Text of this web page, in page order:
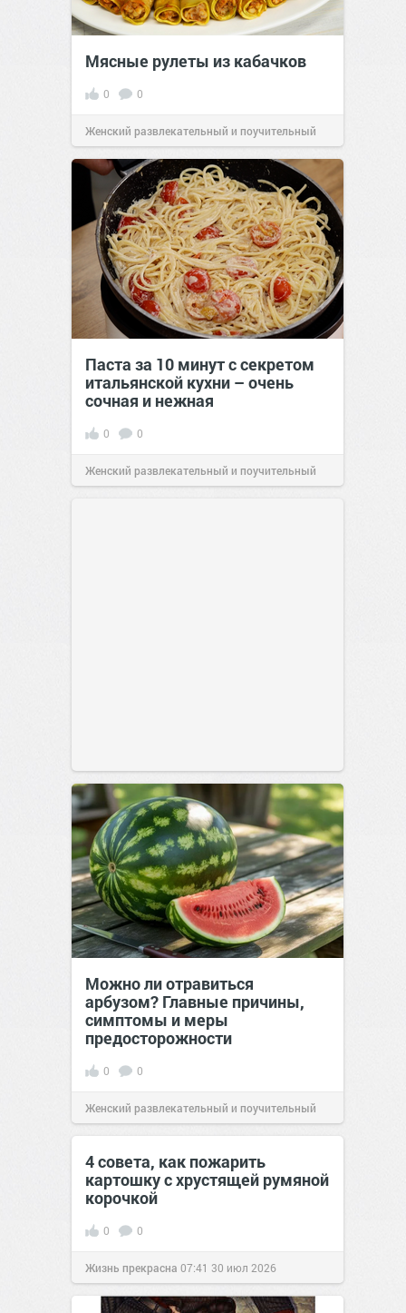
Мясные рулеты из кабачков
0 0
Женский развлекательный и поучительный
сайт.23:41Вчера
Паста за 10 минут с секретом
итальянской кухни – очень
сочная и нежная
0 0
Женский развлекательный и поучительный
Можно ли отравиться
арбузом? Главные причины,
симптомы и меры
предосторожности
0 0
Женский развлекательный и поучительный
сайт. 23:42Вчера
4 совета, как пожарить
картошку с хрустящей румяной
корочкой
0 0
Жизнь прекрасна 07:41 30 июл 2026